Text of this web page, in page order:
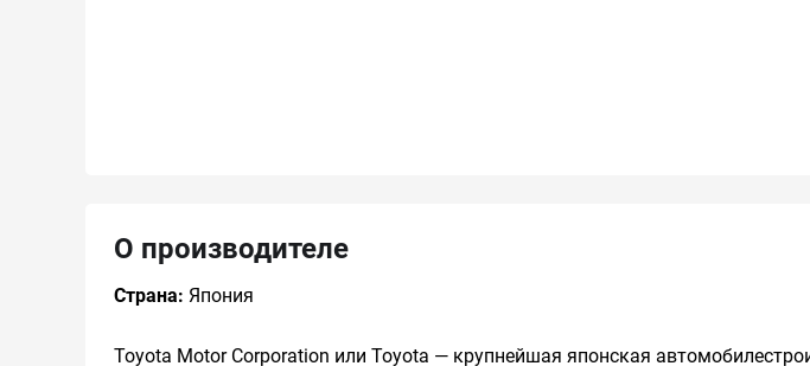
О производителе
Страна: Япония
Toyota Motor Corporation или Toyota — крупнейшая японская